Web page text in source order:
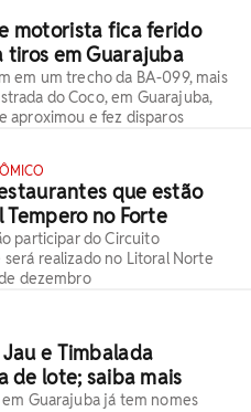
motorista fica ferido
tiros em Guarajuba
em um trecho da BA-099, mais
do Coco, em Guarajuba,
aproximou e fez disparos
que estão
Tempero no Forte
participar do Circuito
realizado no Litoral Norte
dezembro
e Timbalada
de lote; saiba mais
Guarajuba já tem nomes